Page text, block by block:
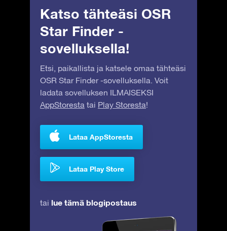
Katso tähteäsi OSR
Star Finder -
sovelluksella!
Etsi, paikallista ja katsele omaa tähteäsi
OSR Star Finder -sovelluksella. Voit
ladata sovelluksen ILMAISEKSI
AppStoresta tai Play Storesta!
Lataa AppStoresta
Lataa Play Store
tai lue tämä blogipostaus